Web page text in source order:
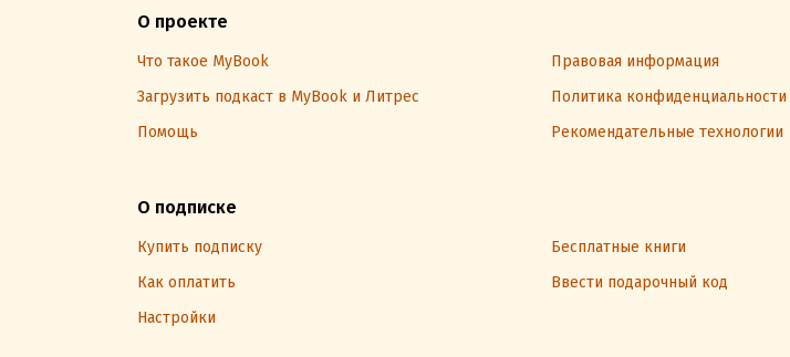
О проекте
Что такое MyBook Правовая информация
Загрузить подкаст в MyBook и Литрес
Политика конфиденциальности
Помощь
Рекомендательные технологии
О подписке
Купить подписку Бесплатные книги
Как оплатить
Ввести подарочный код
Настройки